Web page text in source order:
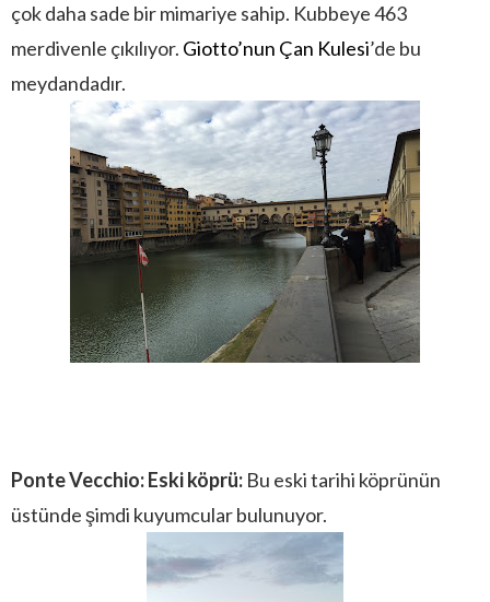
çok daha sade bir mimariye sahip. Kubbeye 463
merdivenle çıkılıyor. Giotto’nun Çan Kulesi’de bu
meydandadır.
Ponte Vecchio: Eski köprü: Bu eski tarihi köprünün
üstünde şimdi kuyumcular bulunuyor.